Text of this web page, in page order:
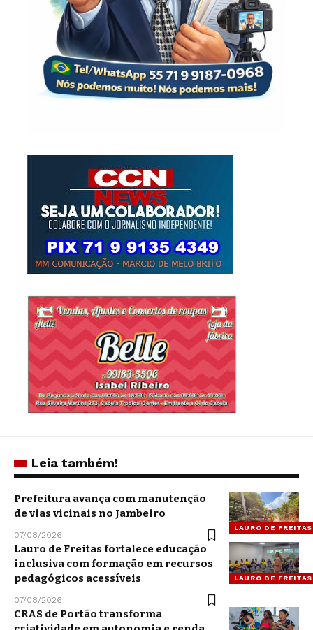
Leia também!
LAURO DE FREITAS
Prefeitura avança com manutenção
de vias vicinais no Jambeiro
07/08/2026
LAURO DE FREITAS
Lauro de Freitas fortalece educação
inclusiva com formação em recursos
pedagógicos acessíveis
07/08/2026
CRAS de Portão transforma